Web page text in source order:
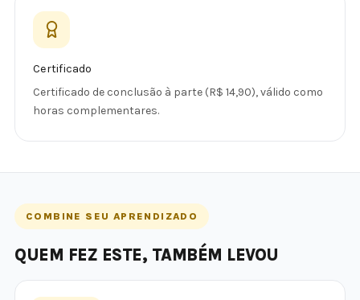
Certificado
Certificado de conclusão à parte (R$ 14,90), válido como
horas complementares.
COMBINE SEU APRENDIZADO
QUEM FEZ ESTE, TAMBÉM LEVOU